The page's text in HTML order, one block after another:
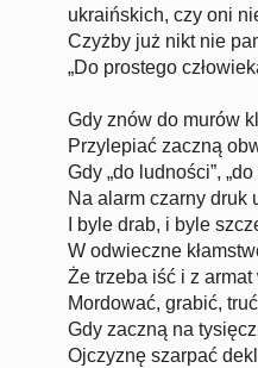
ukraińskich, czy oni
Czyżby już nikt nie
„Do prostego
Gdy znów do murów
Przylepiać zaczną
Gdy „do ludności”, „do
Na alarm czarny druk
I byle drab, i byle
W odwieczne
Że trzeba iść i z armat
Mordować, grabić,
Gdy zaczną na
Ojczyznę szarpać